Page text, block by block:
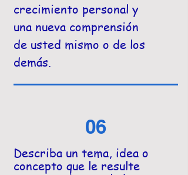
crecimiento personal y
una nueva comprensión
de usted mismo o de los
demás.
06
Describa un tema, idea o
concepto que le resulte